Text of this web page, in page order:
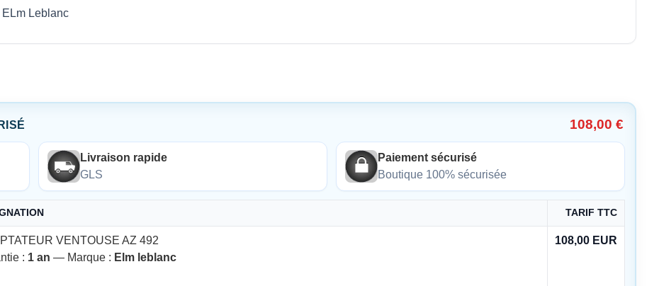
Leblanc
108,00 €
Livraison rapide
GLS
Paiement sécurisé
Boutique 100% sécurisée
TARIF TTC
VENTOUSE AZ 492
: 1 an — Marque : Elm leblanc
108,00 EUR